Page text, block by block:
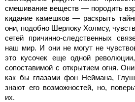
смешивание веществ — породить
кидание камешков — раскрыть
они, подобно Шерлоку Холмсу,
сетей причинно-следственных
наш мир. И они не могут не
это кусочек еще одной
сопоставимой с открытием огня.
как бы глазами фон Неймана,
знают его возможностей, но,
их.